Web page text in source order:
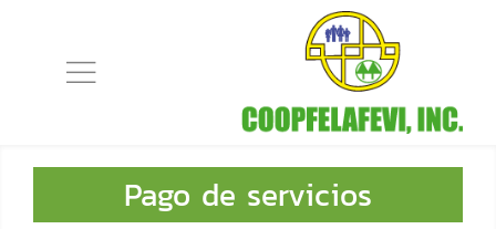
Pago de servicios